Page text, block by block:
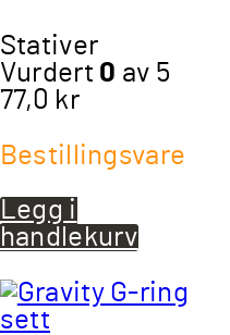
Stativer
Vurdert 0 av 5
77,0 kr
Bestillingsvare
Legg i
handlekurv